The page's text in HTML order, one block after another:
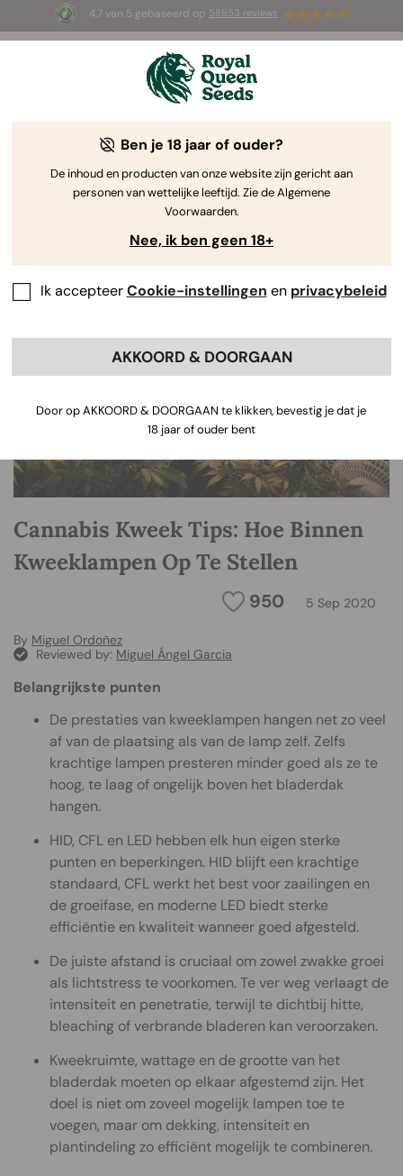
4.7 van 5 gebaseerd op 58653 reviews
1+1 GRATIS- Tijdelijke aanbieding
2d 21h 34m 43s
De Kweekgids Voor Cannabis door Royal Queen Seeds
Grow Guide Zoekmachine
Cannabis Kweek Tips: Hoe Binnen
Kweeklampen Op Te Stellen
950 5 Sep 2020
By Miguel Ordoñez
Reviewed by: Miguel Ángel Garcia
Belangrijkste punten
De prestaties van kweeklampen hangen net zo veel
af van de plaatsing als van de lamp zelf. Zelfs
krachtige lampen presteren minder goed als ze te
hoog, te laag of ongelijk boven het bladerdak
hangen.
HID, CFL en LED hebben elk hun eigen sterke
punten en beperkingen. HID blijft een krachtige
standaard, CFL werkt het best voor zaailingen en
de groeifase, en moderne LED biedt sterke
efficiëntie en kwaliteit wanneer goed afgesteld.
De juiste afstand is cruciaal om zowel zwakke groei
als lichtstress te voorkomen. Te ver weg verlaagt de
intensiteit en penetratie, terwijl te dichtbij hitte,
bleaching of verbrande bladeren kan veroorzaken.
Kweekruimte, wattage en de grootte van het
bladerdak moeten op elkaar afgestemd zijn. Het
doel is niet om zoveel mogelijk lampen toe te
voegen, maar om dekking, intensiteit en
plantindeling zo efficiënt mogelijk te combineren.
Ben je 18 jaar of ouder?
De inhoud en producten van onze website zijn gericht aan
personen van wettelijke leeftijd. Zie de Algemene
Voorwaarden.
Nee, ik ben geen 18+
Ik accepteerCookie-instellingen en privacybeleid
AKKOORD & DOORGAAN
Door op AKKOORD & DOORGAAN te klikken, bevestig je dat je
18 jaar of ouder bent